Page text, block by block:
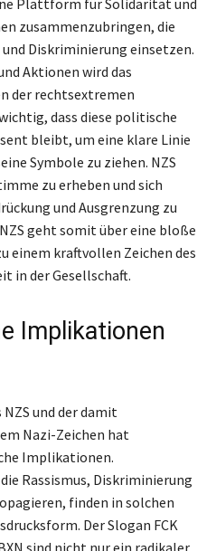
zusammenzubringen, die
Diskriminierung einsetzen.
Aktionen wird das
der rechtsextremen
dass diese politische
bleibt, um eine klare Linie
Symbole zu ziehen. NZS
zu erheben und sich
und Ausgrenzung zu
geht somit über eine bloße
einem kraftvollen Zeichen des
in der Gesellschaft.
Implikationen
und der damit
Nazi-Zeichen hat
Implikationen.
Rassismus, Diskriminierung
finden in solchen
Der Slogan FCK
sind nicht nur ein radikaler